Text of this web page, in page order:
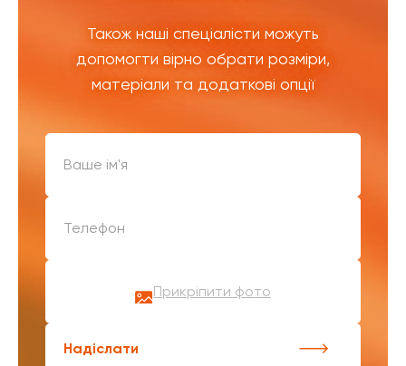
Також наші спеціалісти можуть
допомогти вірно обрати розміри,
матеріали та додаткові опції
Прикріпити фото
Надіслати